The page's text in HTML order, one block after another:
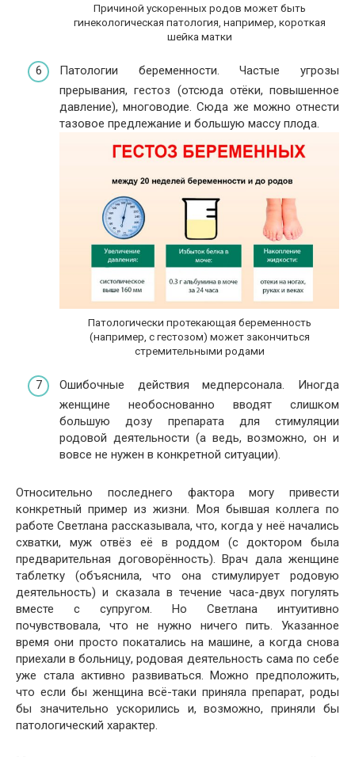
Причиной ускоренных родов может быть
гинекологическая патология, например, короткая
шейка матки
Патологии беременности. Частые угрозы
прерывания, гестоз (отсюда отёки, повышенное
давление), многоводие. Сюда же можно отнести
тазовое предлежание и большую массу плода.
Патологически протекающая беременность
(например, с гестозом) может закончиться
стремительными родами
Ошибочные действия медперсонала. Иногда
женщине необоснованно вводят слишком
большую дозу препарата для стимуляции
родовой деятельности (а ведь, возможно, он и
вовсе не нужен в конкретной ситуации).
Относительно последнего фактора могу привести
конкретный пример из жизни. Моя бывшая коллега по
работе Светлана рассказывала, что, когда у неё начались
схватки, муж отвёз её в роддом (с доктором была
предварительная договорённость). Врач дала женщине
таблетку (объяснила, что она стимулирует родовую
деятельность) и сказала в течение часа-двух погулять
вместе с супругом. Но Светлана интуитивно
почувствовала, что не нужно ничего пить. Указанное
время они просто покатались на машине, а когда снова
приехали в больницу, родовая деятельность сама по себе
уже стала активно развиваться. Можно предположить,
что если бы женщина всё-таки приняла препарат, роды
бы значительно ускорились и, возможно, приняли бы
патологический характер.